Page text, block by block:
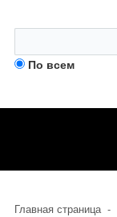
По всем
Главная страница -